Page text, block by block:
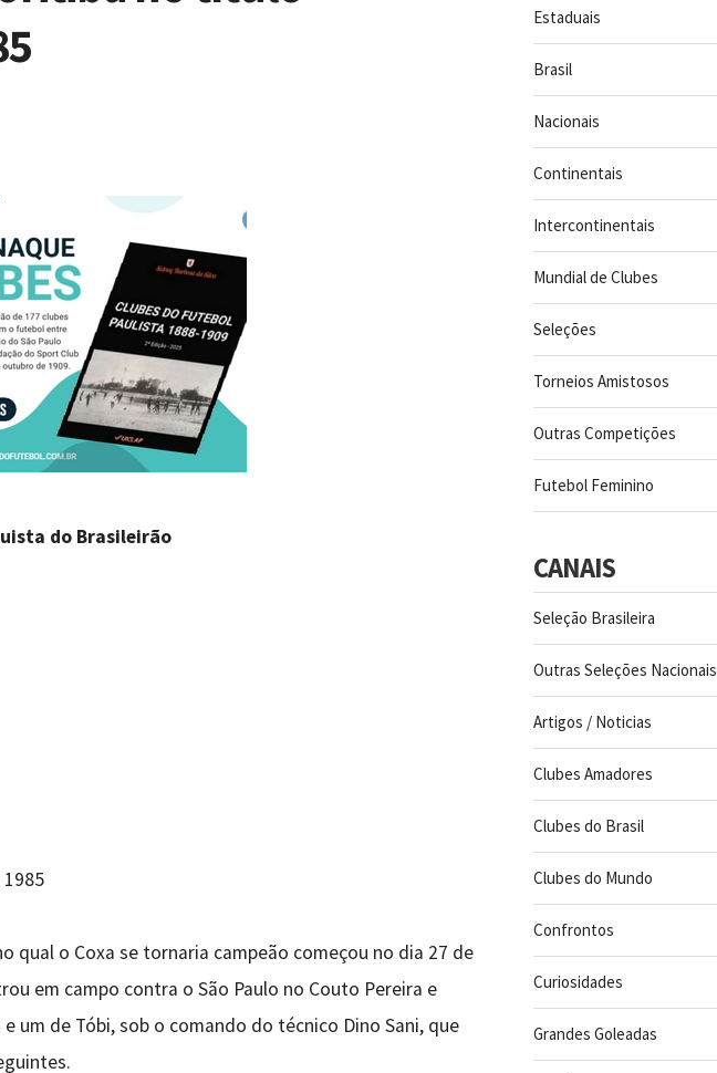
do Brasileirão
qual o Coxa se tornaria campeão começou no dia 27 de
em campo contra o São Paulo no Couto Pereira e
um de Tóbi, sob o comando do técnico Dino Sani, que
Estaduais
Brasil
Nacionais
Continentais
Intercontinentais
Mundial de Clubes
Seleções
Torneios Amistosos
Outras Competições
Futebol Feminino
CANAIS
Seleção Brasileira
Outras Seleções Nacionais
Artigos / Noticias
Clubes Amadores
Clubes do Brasil
Clubes do Mundo
Confrontos
Curiosidades
Grandes Goleadas